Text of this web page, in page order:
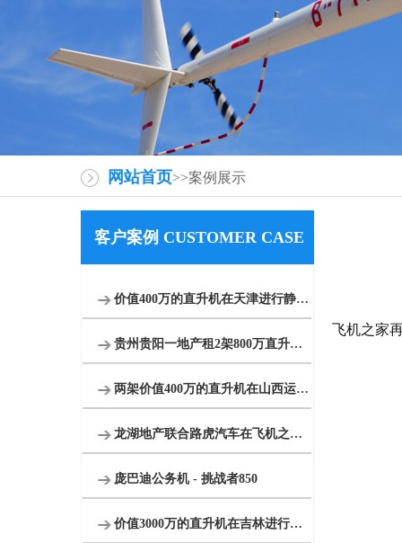
网站首页>>案例展示
客户案例 CUSTOMER CASE
价值400万的直升机在天津进行静态展览活动
贵州贵阳一地产租2架800万直升机空中看房
两架价值400万的直升机在山西运城河津县进行静态展览
龙湖地产联合路虎汽车在飞机之家包机体验飞行
庞巴迪公务机 - 挑战者850
价值3000万的直升机在吉林进行飞蛾病虫防治
飞机之家